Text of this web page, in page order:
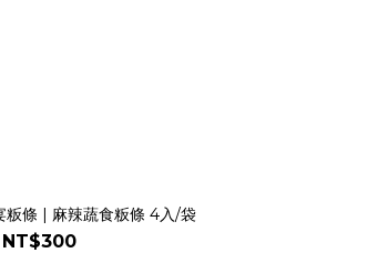
粄條 | 麻辣蔬食粄條 4入/袋
NT$300